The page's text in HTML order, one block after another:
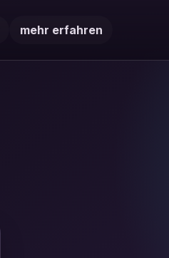
mehr erfahren